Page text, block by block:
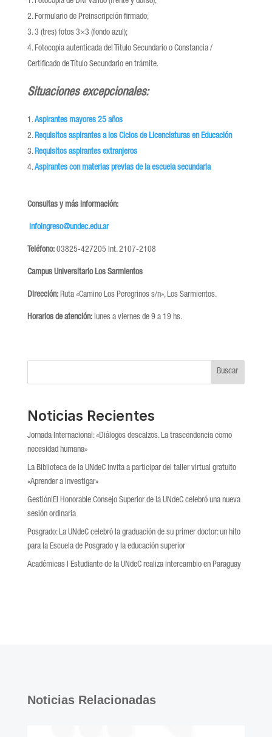
Formulario de Preinscripción firmado;
3 (tres) fotos 3×3 (fondo azul);
Fotocopia autenticada del Título Secundario o Constancia /
Certificado de Título Secundario en trámite.
Situaciones excepcionales:
Aspirantes mayores 25 años
Requisitos aspirantes a los Ciclos de Licenciaturas en Educación
Requisitos aspirantes extranjeros
Aspirantes con materias previas de la escuela secundaria
Consultas y más información:
infoingreso@undec.edu.ar
Teléfono: 03825-427205 Int. 2107-2108
Campus Universitario Los Sarmientos
Dirección: Ruta «Camino Los Peregrinos s/n», Los Sarmientos.
Horarios de atención: lunes a viernes de 9 a 19 hs.
Buscar
Noticias Recientes
Jornada Internacional: «Diálogos descalzos. La trascendencia como
necesidad humana»
La Biblioteca de la UNdeC invita a participar del taller virtual gratuito
«Aprender a investigar»
Gestión|El Honorable Consejo Superior de la UNdeC celebró una nueva
sesión ordinaria
Posgrado: La UNdeC celebró la graduación de su primer doctor: un hito
para la Escuela de Posgrado y la educación superior
Académicas l Estudiante de la UNdeC realiza intercambio en Paraguay
Noticias Relacionadas